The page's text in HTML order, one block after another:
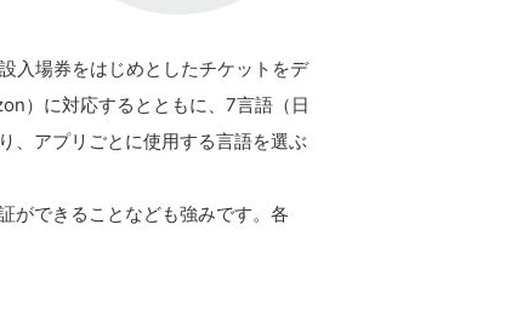
入場券をはじめとしたチケットをデ
）に対応するとともに、7言語（日
、アプリごとに使用する言語を選ぶ
ができることなども強みです。各